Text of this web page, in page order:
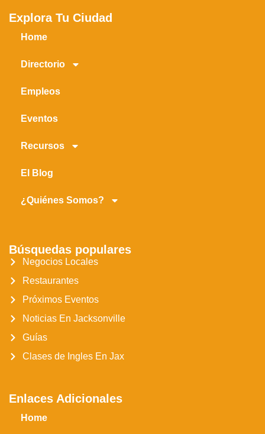
Explora Tu Ciudad
Home
Directorio
Empleos
Eventos
Recursos
El Blog
¿Quiénes Somos?
Búsquedas populares
Negocios Locales
Restaurantes
Próximos Eventos
Noticias En Jacksonville
Guías
Clases de Ingles En Jax
Enlaces Adicionales
Home